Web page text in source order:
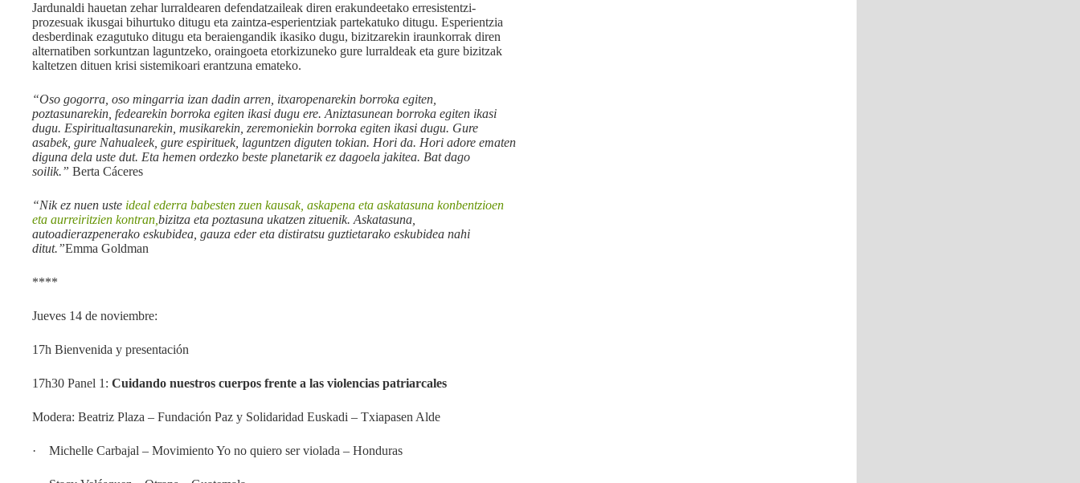
Jardunaldi hauetan zehar lurraldearen defendatzaileak diren erakundeetako erresistentzi-
prozesuak ikusgai bihurtuko ditugu eta zaintza-esperientziak partekatuko ditugu. Esperientzia
desberdinak ezagutuko ditugu eta beraiengandik ikasiko dugu, bizitzarekin iraunkorrak diren
alternatiben sorkuntzan laguntzeko, oraingoeta etorkizuneko gure lurraldeak eta gure bizitzak
kaltetzen dituen krisi sistemikoari erantzuna emateko.
“Oso gogorra, oso mingarria izan dadin arren, itxaropenarekin borroka egiten,
poztasunarekin, fedearekin borroka egiten ikasi dugu ere. Aniztasunean borroka egiten ikasi
dugu. Espiritualtasunarekin, musikarekin, zeremoniekin borroka egiten ikasi dugu. Gure
asabek, gure Nahualeek, gure espirituek, laguntzen diguten tokian. Hori da. Hori adore ematen
diguna dela uste dut. Eta hemen ordezko beste planetarik ez dagoela jakitea. Bat dago
soilik.” Berta Cáceres
“Nik ez nuen uste ideal ederra babesten zuen kausak, askapena eta askatasuna konbentzioen
eta aurreiritzien kontran, bizitza eta poztasuna ukatzen zituenik. Askatasuna,
autoadierazpenerako eskubidea, gauza eder eta distiratsu guztietarako eskubidea nahi
ditut.”Emma Goldman
****
Jueves 14 de noviembre:
17h Bienvenida y presentación
17h30 Panel 1: Cuidando nuestros cuerpos frente a las violencias patriarcales
Modera: Beatriz Plaza – Fundación Paz y Solidaridad Euskadi – Txiapasen Alde
· Michelle Carbajal – Movimiento Yo no quiero ser violada – Honduras